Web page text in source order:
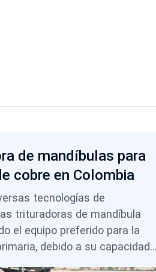
de mandíbulas para
cobre en Colombia
tecnologías de
trituradoras de mandíbula
el equipo preferido para la
debido a su capacidad